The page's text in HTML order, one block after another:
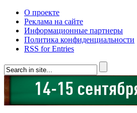
О проекте
Реклама на сайте
Информационные партнеры
Политика конфиденциальности
RSS for Entries